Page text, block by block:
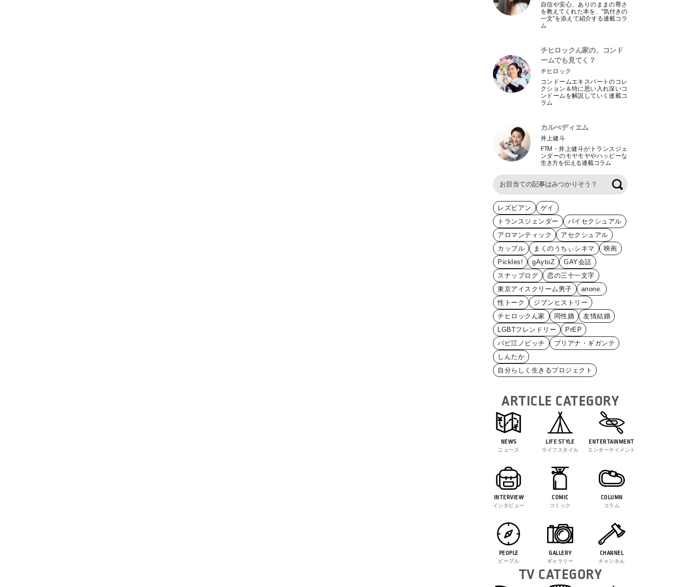
自信や安心、ありのままの尊さ
を教えてくれた本を、“気付きの
一文”を添えて紹介する連載コラ
ム
チヒロックん家の、コンド
ームでも見てく？
チヒロック
コンドームエキスパートのコレ
クション＆特に思い入れ深いコ
ンドームを解説していく連載コ
ラム
カルぺディエム
井上健斗
FTM ・井上健斗がトランスジェ
ンダーのモヤモヤやハッピーな
生き方を伝える連載コラム
レズビアン
ゲイ
トランスジェンダー
バイセクシュアル
アロマンティック
アセクシュアル
カップル
まくのうちぃシネマ
映画
Pickles!
gAytoZ
GAY会話
スナップログ
恋の三十一文字
東京アイスクリーム男子
anone.
性トーク
ジブンヒストリー
チヒロックん家
同性婚
友情結婚
LGBTフレンドリー
PrEP
バビ江ノビッチ
ブリアナ・ギガンテ
しんたか
自分らしく生きるプロジェクト
ARTICLE CATEGORY
NEWS
ニュース
LIFE STYLE
ライフスタイル
ENTERTAINMENT
エンターテイメント
INTERVIEW
インタビュー
COMIC
コミック
COLUMN
コラム
PEOPLE
ピープル
GALLERY
ギャラリー
CHANNEL
チャンネル
TV CATEGORY